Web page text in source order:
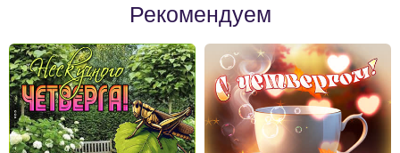
Рекомендуем